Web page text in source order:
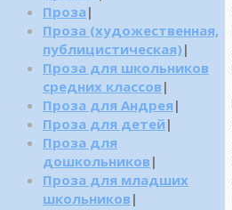
Проза |
Проза (художественная,
публицистическая) |
Проза для школьников
средних классов |
Проза для Андрея |
Проза для детей |
Проза для
дошкольников |
Проза для младших
школьников |